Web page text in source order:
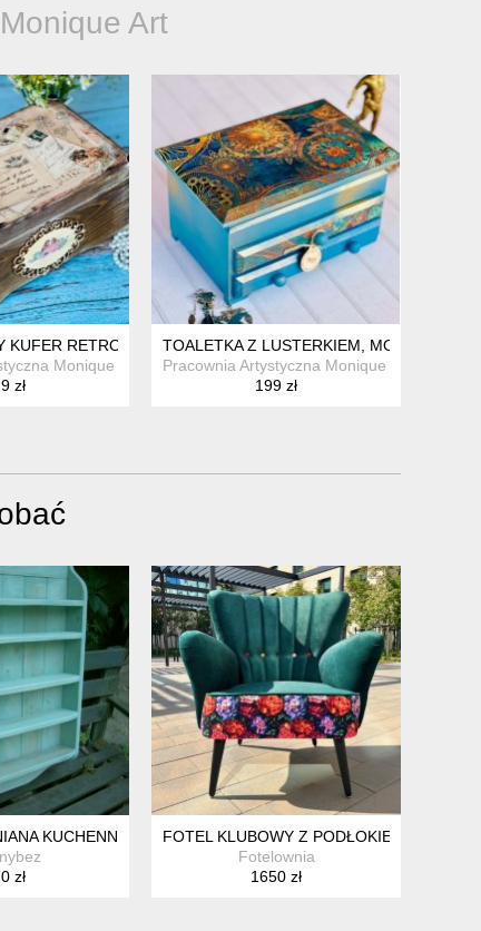
Art
PREZENT, RUSTYKALNA
KUFER RETRO, IDEALNY NA PREZENT, NA BIŻUTERIĘ
Monique Art
zł
TOALETKA Z LUSTERKIEM, MOTYW
Pracownia Artystyczna Monique Art
199 zł
KUCHENNA WISZĄCA DREWNO
zł
FOTEL KLUBOWY Z PODŁOKIETNIKAMI,
Fotelownia
1650 zł